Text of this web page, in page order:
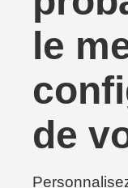
le
de